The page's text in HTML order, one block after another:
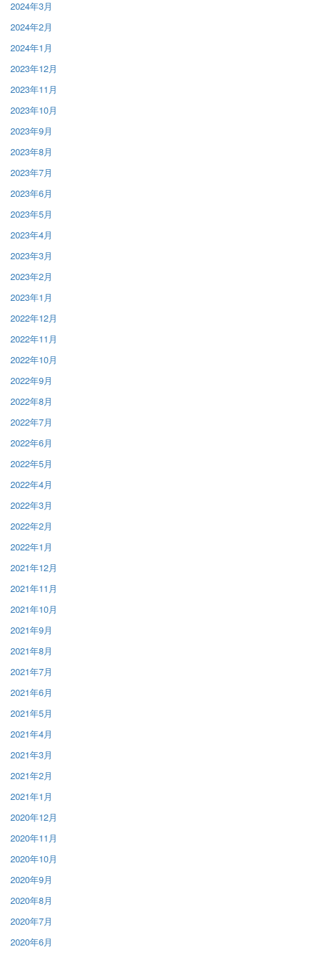
2024年3月
2024年2月
2024年1月
2023年12月
2023年11月
2023年10月
2023年9月
2023年8月
2023年7月
2023年6月
2023年5月
2023年4月
2023年3月
2023年2月
2023年1月
2022年12月
2022年11月
2022年10月
2022年9月
2022年8月
2022年7月
2022年6月
2022年5月
2022年4月
2022年3月
2022年2月
2022年1月
2021年12月
2021年11月
2021年10月
2021年9月
2021年8月
2021年7月
2021年6月
2021年5月
2021年4月
2021年3月
2021年2月
2021年1月
2020年12月
2020年11月
2020年10月
2020年9月
2020年8月
2020年7月
2020年6月